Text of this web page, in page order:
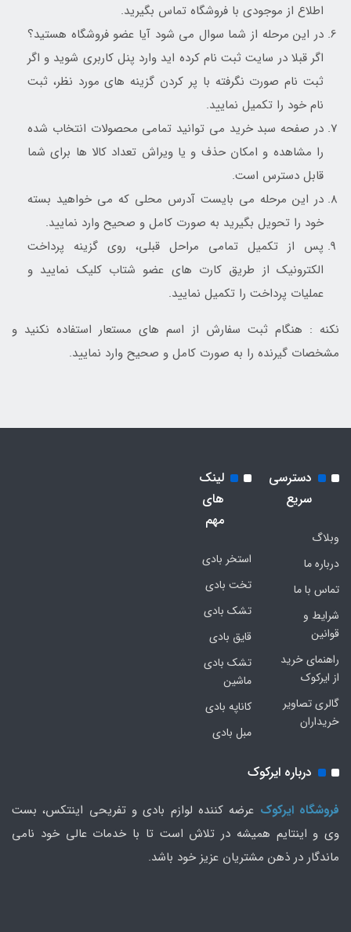
اطلاع از موجودی با فروشگاه تماس بگیرید.
در این مرحله از شما سوال می شود آیا عضو فروشگاه هستید؟
اگر قبلا در سایت ثبت نام کرده اید وارد پنل کاربری شوید و اگر
ثبت نام صورت نگرفته با پر کردن گزینه های مورد نظر، ثبت
نام خود را تکمیل نمایید.
در صفحه سبد خرید می توانید تمامی محصولات انتخاب شده
را مشاهده و امکان حذف و یا ویراش تعداد کالا ها برای شما
قابل دسترس است.
در این مرحله می بایست آدرس محلی که می خواهید بسته
خود را تحویل بگیرید به صورت کامل و صحیح وارد نمایید.
پس از تکمیل تمامی مراحل قبلی، روی گزینه پرداخت
الکترونیک از طریق کارت های عضو شتاب کلیک نمایید و
عملیات پرداخت را تکمیل نمایید.
نکنه : هنگام ثبت سفارش از اسم های مستعار استفاده نکنید و
مشخصات گیرنده را به صورت کامل و صحیح وارد نمایید.
دسترسی
سریع
وبلاگ
درباره ما
تماس با ما
شرایط و
قوانین
راهنمای خرید
از ایرکوک
گالری تصاویر
خریداران
لینک
های
مهم
استخر بادی
تخت بادی
تشک بادی
قایق بادی
تشک بادی
ماشین
کاناپه بادی
مبل بادی
درباره ایرکوک
فروشگاه ایرکوک عرضه کننده لوازم بادی و تفریحی اینتکس، بست
وی و اینتایم همیشه در تلاش است تا با خدمات عالی خود نامی
ماندگار در ذهن مشتریان عزیز خود باشد.